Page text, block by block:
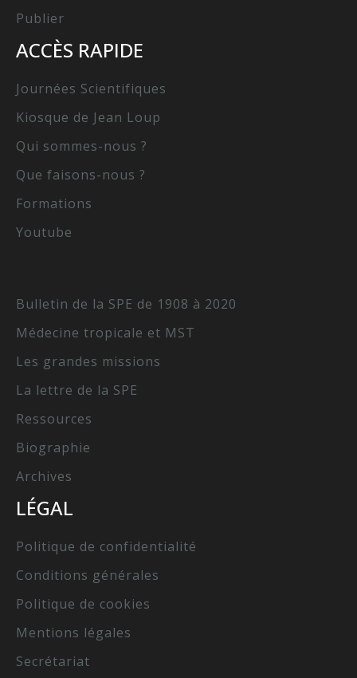
Publier
ACCÈS RAPIDE
Journées Scientifiques
Kiosque de Jean Loup
Qui sommes-nous ?
Que faisons-nous ?
Formations
Youtube
Bulletin de la SPE de 1908 à 2020
Médecine tropicale et MST
Les grandes missions
La lettre de la SPE
Ressources
Biographie
Archives
LÉGAL
Politique de confidentialité
Conditions générales
Politique de cookies
Mentions légales
Secrétariat